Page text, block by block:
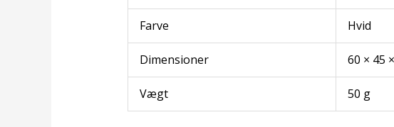
Farve Hvid
Dimensioner 60 × 45
Vægt 50 g